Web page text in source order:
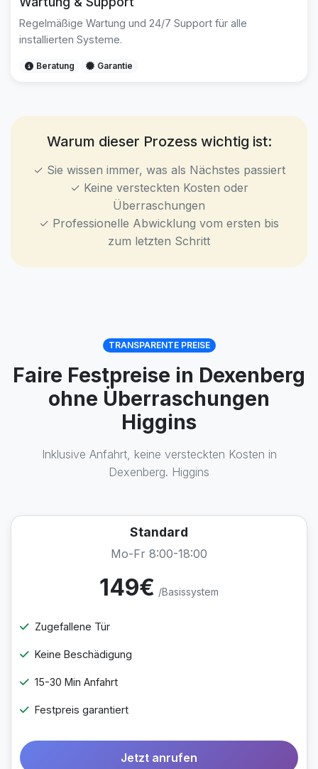
Regelmäßige Wartung und 24/7 Support für alle
installierten Systeme.
Beratung Garantie
Warum dieser Prozess wichtig ist:
✓ Sie wissen immer, was als Nächstes passiert
✓ Keine versteckten Kosten oder
Überraschungen
✓ Professionelle Abwicklung vom ersten bis
zum letzten Schritt
TRANSPARENTE PREISE
Faire Festpreise in Dexenberg
ohne Überraschungen
Higgins
Inklusive Anfahrt, keine versteckten Kosten in
Dexenberg. Higgins
Standard
Mo-Fr 8:00-18:00
149€ /Basissystem
Zugefallene Tür
Keine Beschädigung
15-30 Min Anfahrt
Festpreis garantiert
Jetzt anrufen